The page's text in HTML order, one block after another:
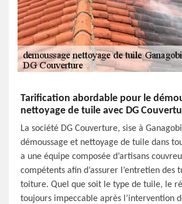
Tarification abordable pour le
nettoyage de tuile avec DG
La société DG Couverture, sise à
démoussage et nettoyage de tuile dans
a une équipe composée d’artisans
compétents afin d’assurer l’entretien des
toiture. Quel que soit le type de tuile, le
toujours impeccable après l’intervention